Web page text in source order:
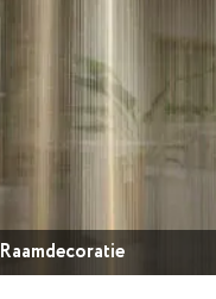
Raamdecoratie